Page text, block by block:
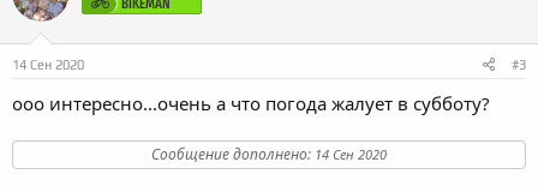
и
:
BIKEMAN
14 Сен 2020 #3
ооо интересно...очень а что погода жалует в субботу?
Сообщение дополнено: 14 Сен 2020